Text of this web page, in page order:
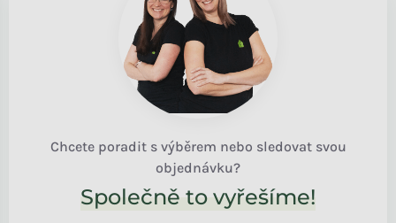
Chcete poradit s výběrem nebo sledovat svou
objednávku?
Společně to vyřešíme!